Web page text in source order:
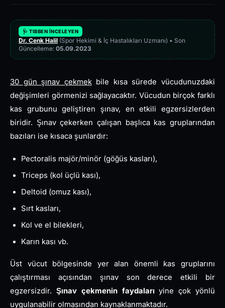
🩺 TIBBEN İNCELEYEN
Dr. Cenk Halil (Spor Hekimi & İç Hastalıkları Uzmanı) • Son
Güncelleme: 05.09.2023
30 gün şınav çekmekbile kısa sürede vücudunuzdaki
değişimleri görmenizi sağlayacaktır. Vücudun birçok farklı
kas grubunu geliştiren şınav, en etkili egzersizlerden
biridir. Şınav çekerken çalışan başlıca kas gruplarından
bazıları ise kısaca şunlardır:
Pectoralis majör/minör (göğüs kasları),
Triceps (kol üçlü kası),
Deltoid (omuz kası),
Sırt kasları,
Kol ve el bilekleri,
Karın kası vb.
Üst vücut bölgesinde yer alan önemli kas gruplarını
çalıştırması açısından şınav son derece etkili bir
egzersizdir. Şınav çekmenin faydalarıyine çok yönlü
uygulanabilir olmasından kaynaklanmaktadır.